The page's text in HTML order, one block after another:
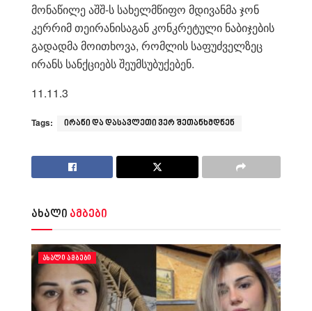
მონაწილე აშშ-ს სახელმწიფო მდივანმა ჯონ
კერრიმ თეირანისაგან კონკრეტული ნაბიჯების
გადადმა მოითხოვა, რომლის საფუძველზეც
ირანს სანქციებს შეუმსუბუქებენ.
11.11.3
Tags: ირანი და დასავლეთი ვერ შეთანხმდნენ
ახალი ამბები
ᲐᲮᲐᲚᲘ ᲐᲛᲑᲔᲑᲘ